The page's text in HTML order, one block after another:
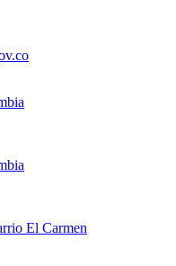
El Carmen